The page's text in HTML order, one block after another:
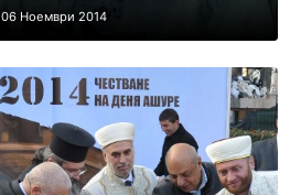
06 Ноември 2014